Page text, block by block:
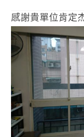
感謝貴單位肯定
法並再支持追加
(閱讀全文…)
0 COMMENTS